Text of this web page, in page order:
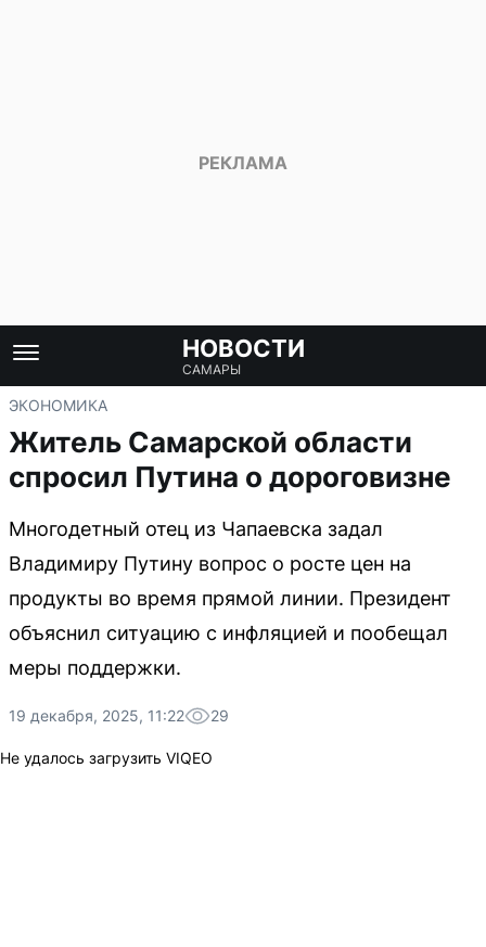
НОВОСТИ
САМАРЫ
ЭКОНОМИКА
Житель Самарской области
спросил Путина о дороговизне
Многодетный отец из Чапаевска задал
Владимиру Путину вопрос о росте цен на
продукты во время прямой линии. Президент
объяснил ситуацию с инфляцией и пообещал
меры поддержки.
19 декабря, 2025, 11:22 29
Не удалось загрузить VIQEO